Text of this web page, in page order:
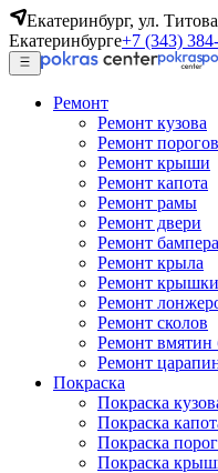
Екатеринбург, ул.
Екатеринбурге+7 (343)
Ремонт
Ремонт кузова
Ремонт порогов
Ремонт крыши
Ремонт капота
Ремонт рамы
Ремонт двери
Ремонт бампера
Ремонт крыла
Ремонт
Ремонт
Ремонт сколов
Ремонт вмятин
Ремонт
Покраска
Покраска
Покраска
Покраска
Покраска